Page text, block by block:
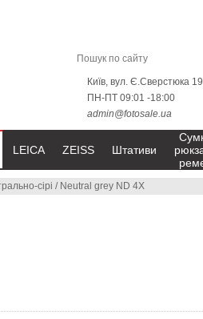
сірі / Neutral grey ND 4X
Київ, вул. Є.Сверстюка
ПН-ПТ 09:01 -18:00
admin@fotosale.ua
LEICA ZEISS Штативи